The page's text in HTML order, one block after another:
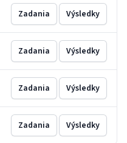
Zadania Výsledky
Zadania Výsledky
Zadania Výsledky
Zadania Výsledky